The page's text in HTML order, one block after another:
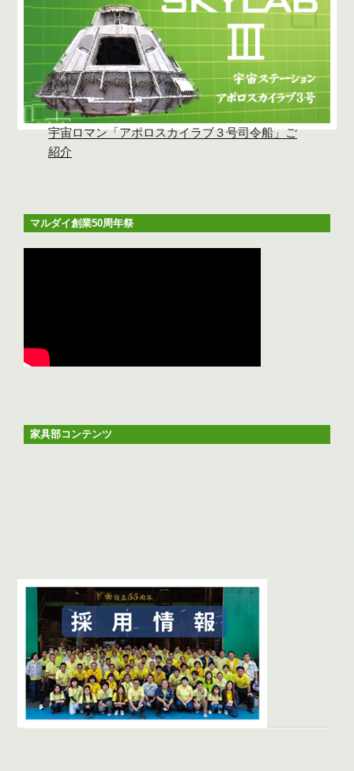
宇宙ロマン「アポロスカイラブ３号司令船」ご
紹介
マルダイ創業50周年祭
家具部コンテンツ